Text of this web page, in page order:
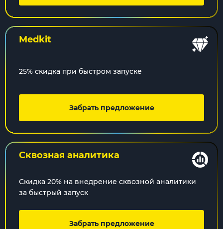
Medkit
25% скидка при быстром запуске
Забрать предложение
Сквозная аналитика
Скидка 20% на внедрение сквозной аналитики
за быстрый запуск
Забрать предложение